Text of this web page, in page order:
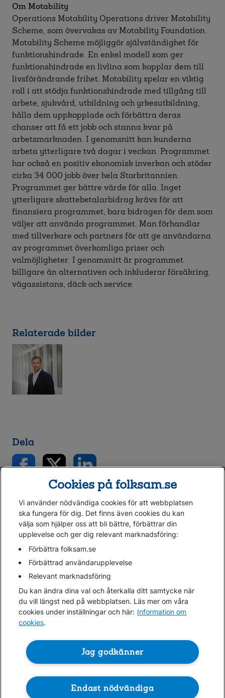
Om Motability
Operations Motability Operations driver Motability
Scheme, som övervakas av Motability Foundation.
Motability Scheme möjliggör självständighet för
funktionshindrade. En enkel modell som ger
funktionshindrade en livlina som kopplar dem till
livsförändrande frihet. Motability spelar en viktig
roll i att stödja funktionshindrade med tillgång till
arbete, sjukvård, utbildning och yrkesutbildning,
hålla dem uppkopplade och förbättra deras
chanser att få ett jobb och stanna kvar på
arbetsmarknaden. I genomsnitt kan kunderna
arbeta ytterligare två dagar i veckan. Programmet
har också en positiv ekonomisk inverkan och stöder
cirka 34 000 jobb över hela Storbritannien.
Programmet ger bättre värde för alla. Inget
ytterligare skattebetalarbidrag krävs för att
finansiera programmet, bara bidragen för dem som
väljer att använda programmet. Man förhandlar
med tillverkare och partners för att ge användarna
av programmet överkomliga priser och
valmöjligheter. I genomsnitt är programmet
billigare än alternativen och inkluderar försäkring,
vägassistans, däck och service.
Relaterade bilder
Dela
Gå direkt till...
Folksam.se
Finansiell information
Lediga jobb
Cookies
Hantera cookies
Personuppgifter GDPR
Om penningtvättslagen
Cookies på folksam.se
Vi använder nödvändiga cookies för att webbplatsen
ska fungera för dig. Det finns även cookies du kan
välja som hjälper oss att bli bättre, förbättrar din
upplevelse och ger dig relevant marknadsföring:
Förbättra folksam.se
Förbättrad användarupplevelse
Relevant marknadsföring
Du kan ändra dina val och återkalla ditt samtycke när
du vill längst ned på webbplatsen. Läs mer om våra
cookies under inställningar och här: Information om
cookies.
Jag godkänner
Endast nödvändiga